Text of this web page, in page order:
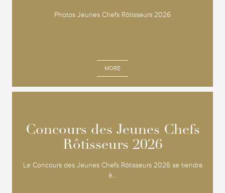
Photos Jeunes Chefs Rôtisseurs 2026
MORE
Concours des Jeunes Chefs
Rôtisseurs 2026
Le Concours des Jeunes Chefs Rôtisseurs 2026 se tiendra
à...
Concours des Jeunes Chefs
Rôtisseurs 2026